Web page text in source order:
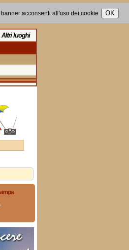
acconsenti all'uso dei cookie.
Altri luoghi